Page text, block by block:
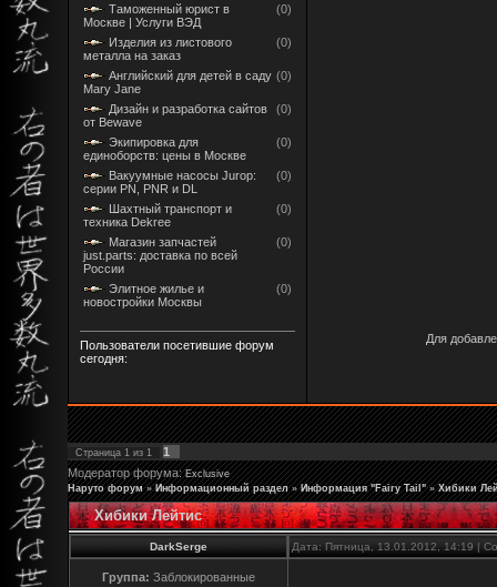
Таможенный юрист в
Москве | Услуги ВЭД
(0)
Изделия из листового
металла на заказ
(0)
Английский для детей в саду
Mary Jane
(0)
Дизайн и разработка сайтов
от Bewave
(0)
Экипировка для
единоборств: цены в Москве
(0)
Вакуумные насосы Jurop:
серии PN, PNR и DL
(0)
Шахтный транспорт и
техника Dekree
(0)
Магазин запчастей
just.parts: доставка по всей
России
(0)
Элитное жилье и
новостройки Москвы
(0)
Пользователи посетившие форум
сегодня:
Для
Страница 1 из 1
1
Модератор форума:Exclusive
Наруто форум » Информационный раздел » Информация "Fairy Tail" » Хибики
Хибики Лейтис
DarkSerge Дата: Пятница, 13.01.2012, 14:19 |
Группа: Заблокированные